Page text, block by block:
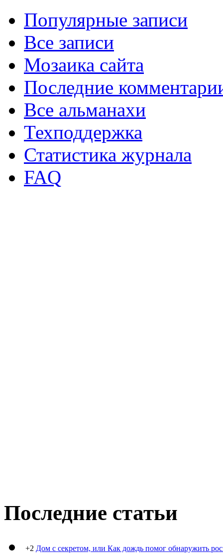
Популярные записи
Все записи
Мозаика сайта
Последние
Все альманахи
Техподдержка
Статистика журнала
FAQ
Последние статьи
+2 Дом с секретом, или Как дождь помог обнаружить